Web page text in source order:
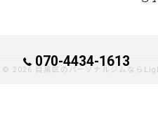
070-4434-1613
© 2026 目黒区のパーソナルジムなら